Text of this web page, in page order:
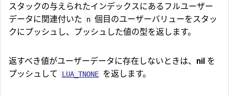
スタックの与えられたインデックスにあるフルユーザー
データに関連付いた
n 個目のユーザーバリューをスタッ
クにプッシュし、プッシュした値の型を返します。
返すべき値がユーザーデータに存在しないときは、 nil を
プッシュして
LUA_TNONE を返します。